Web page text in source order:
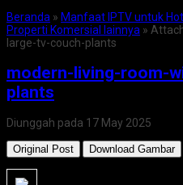
Beranda » Manfaat IPTV untuk
Properti Komersial lainnya »
large-tv-couch-plants
modern-living-room-
plants
Diunggah pada 17 May 2025
Original Post Download Gambar